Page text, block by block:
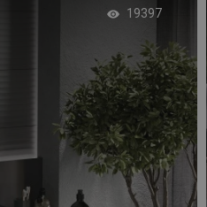
19397